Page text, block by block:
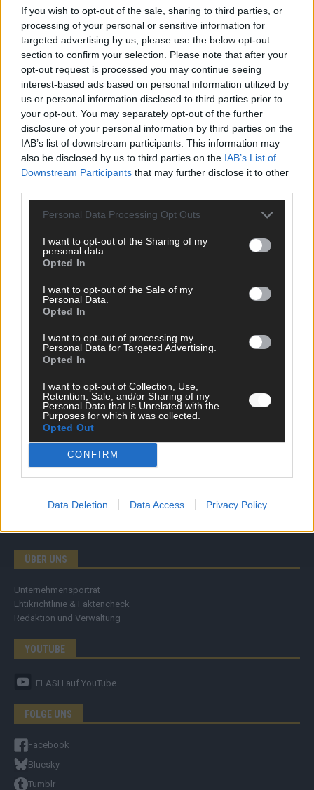
If you wish to opt-out of the sale, sharing to third parties, or
processing of your personal or sensitive information for
targeted advertising by us, please use the below opt-out
section to confirm your selection. Please note that after your
opt-out request is processed you may continue seeing
interest-based ads based on personal information utilized by
us or personal information disclosed to third parties prior to
your opt-out. You may separately opt-out of the further
disclosure of your personal information by third parties on the
IAB’s list of downstream participants. This information may
also be disclosed by us to third parties on the IAB’s List of
Downstream Participants that may further disclose it to other
Personal Data Processing Opt Outs
I want to opt-out of the Sharing of my
personal data.
Opted In
I want to opt-out of the Sale of my
Personal Data.
Opted In
I want to opt-out of processing my
Personal Data for Targeted Advertising.
Opted In
I want to opt-out of Collection, Use,
Retention, Sale, and/or Sharing of my
Personal Data that Is Unrelated with the
Purposes for which it was collected.
Opted Out
CONFIRM
Data Deletion Data Access Privacy Policy
ANZEIGE
SCHNELL ZUM RESSORT
Nachrichten
Ratgeber
Wissen
Kommentar
Streams & Storys
Eurovision
FLASH – DAS VIDEOPORTAL
ÜBER UNS
Unternehmensporträt
Ehtikrichtlinie & Faktencheck
Redaktion und Verwaltung
YOUTUBE
FLASH auf YouTube
FOLGE UNS
Facebook
Bluesky
Tumblr